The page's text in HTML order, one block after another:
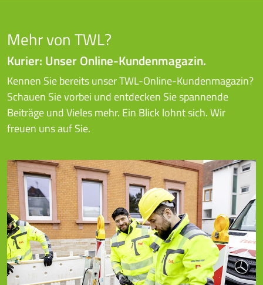
Mehr von TWL?
Kurier: Unser Online-Kundenmagazin.
Kennen Sie bereits unser TWL-Online-Kundenmagazin?
Schauen Sie vorbei und entdecken Sie spannende
Beiträge und Vieles mehr. Ein Blick lohnt sich. Wir
freuen uns auf Sie.